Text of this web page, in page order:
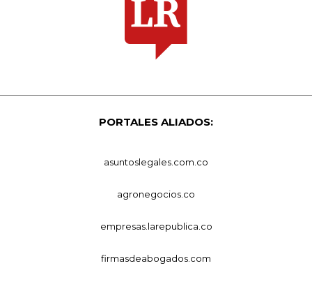
PORTALES ALIADOS:
asuntoslegales.com.co
agronegocios.co
empresas.larepublica.co
firmasdeabogados.com